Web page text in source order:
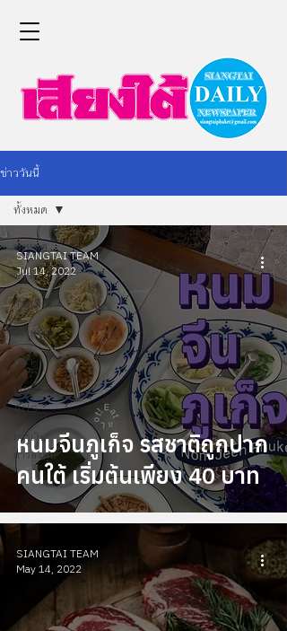
ข่าววันนี้
ทั้งหมด
ข่าว
การเมือง
เศรษฐกิจ
กีฬา
Life &
Arts
การเงิน
การลงทุน
ทั้งหมด
หนมจีนภูเก็จ รสชาติถูกปาก
คนใต้ เริ่มต้นเพียง 40 บาท
SIANGTAI TEAM
Jul 14, 2022
SIANGTAI TEAM
May 14, 2022